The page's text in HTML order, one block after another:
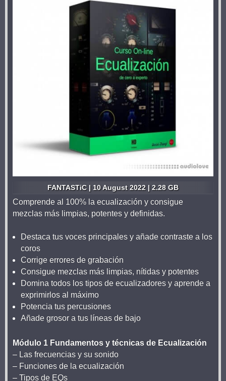
FANTASTiC | 10 August 2022 | 2.28 GB
Comprende al 100% la ecualización y consigue
mezclas más limpias, potentes y definidas.
Destaca tus voces principales y añade contraste a los
coros
Corrige errores de grabación
Consigue mezclas más limpias, nítidas y potentes
Domina todos los tipos de ecualizadores y aprende a
exprimirlos al máximo
Potencia tus percusiones
Añade grosor a tus líneas de bajo
Módulo 1 Fundamentos y técnicas de Ecualización
– Las frecuencias y su sonido
– Funciones de la ecualización
– Tipos de EQs